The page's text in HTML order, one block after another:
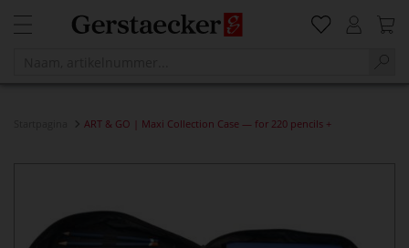
ART & GO | Maxi Collection Case — for 220 pencils +